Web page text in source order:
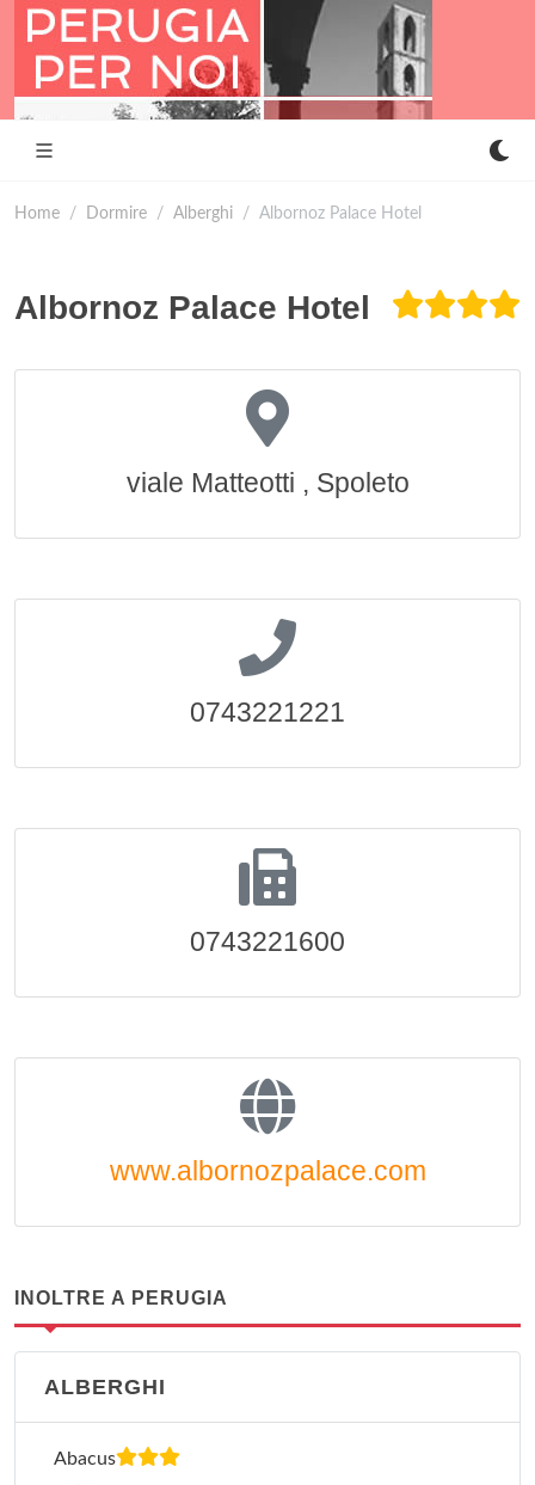
Home Dormire Alberghi Albornoz Palace Hotel
Albornoz Palace Hotel
viale Matteotti , Spoleto
0743221221
0743221600
www.albornozpalace.com
INOLTRE A PERUGIA
ALBERGHI
Abacus